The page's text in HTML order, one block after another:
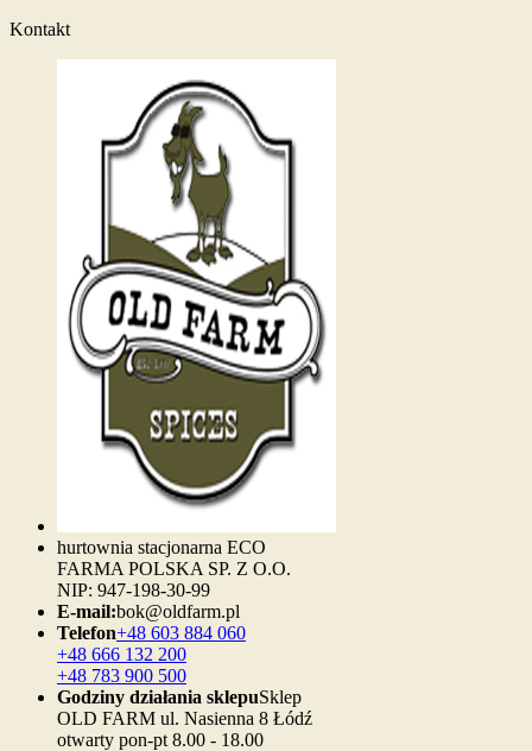
Kontakt
hurtownia stacjonarna ECO
FARMA POLSKA SP. Z O.O.
NIP: 947-198-30-99
E-mail:bok@oldfarm.pl
Telefon+48 603 884 060
+48 666 132 200
+48 783 900 500
Godziny działania sklepuSklep
OLD FARM ul. Nasienna 8 Łódź
otwarty pon-pt 8.00 - 18.00